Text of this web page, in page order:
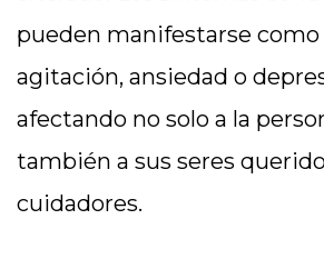
pueden manifestarse
agitación, ansiedad o
afectando no solo a la
también a sus seres
cuidadores.